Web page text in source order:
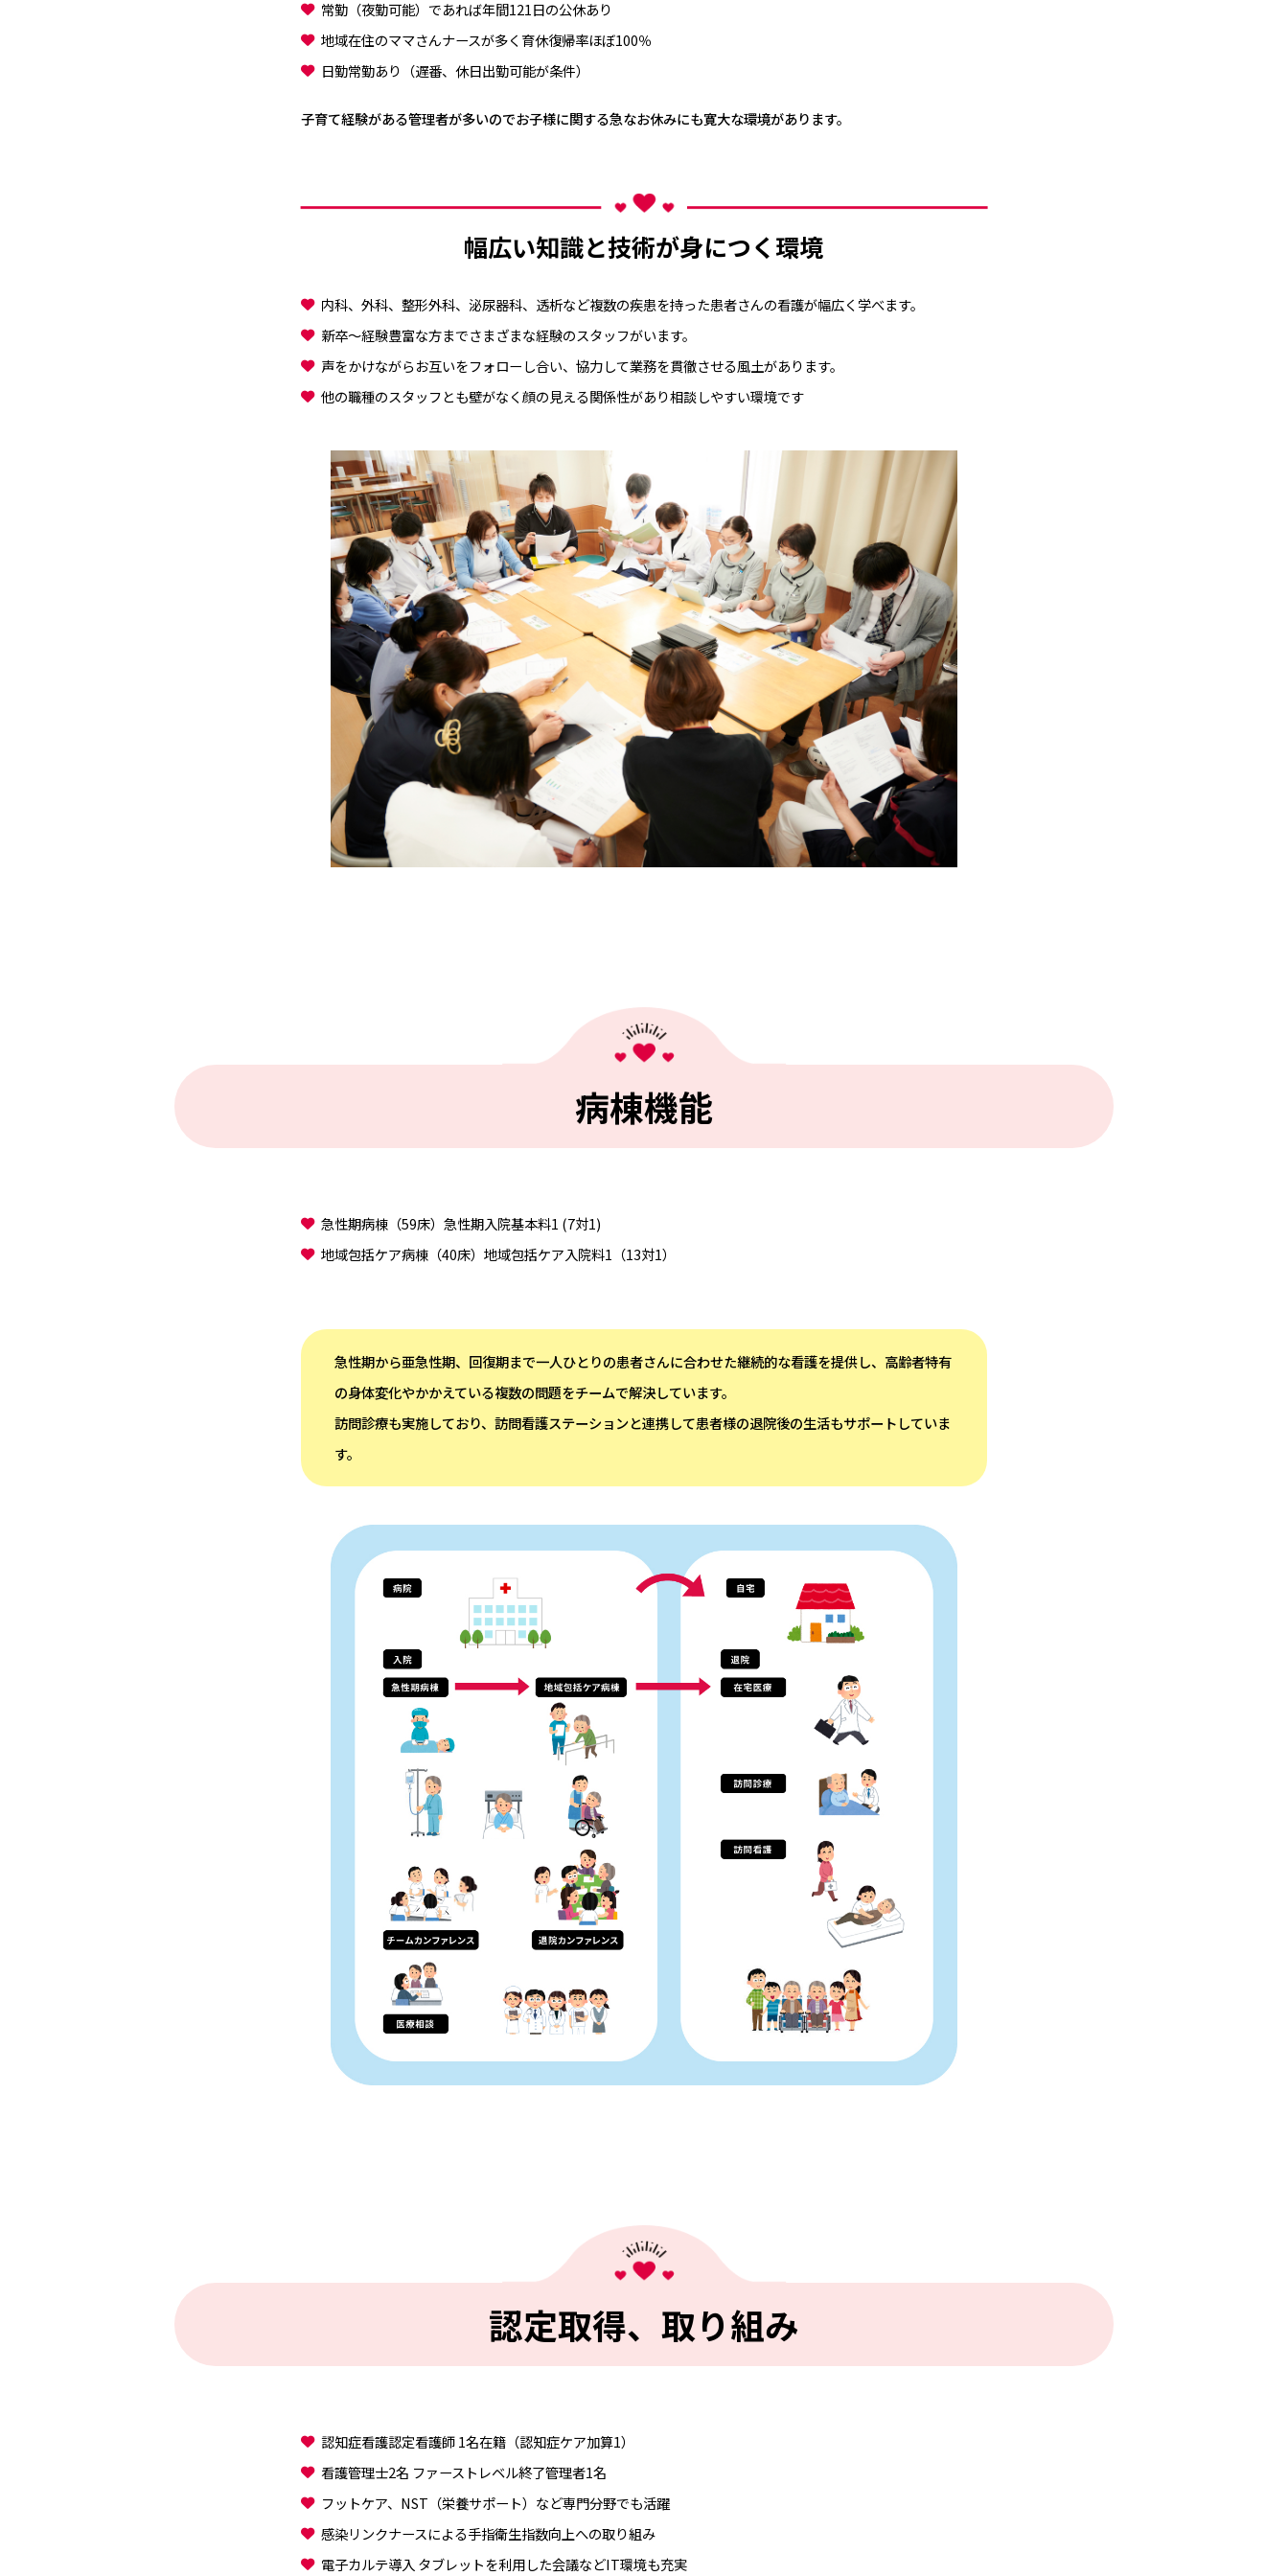
常勤（夜勤可能）であれば年間121日の公休あり
地域在住のママさんナースが多く育休復帰率ほぼ100％
日勤常勤あり（遅番、休日出勤可能が条件）
子育て経験がある管理者が多いのでお子様に関する急なお休みにも寛大な環境があります。
幅広い知識と技術が身につく環境
内科、外科、整形外科、泌尿器科、透析など複数の疾患を持った患者さんの看護が幅広く学べます。
新卒～経験豊富な方までさまざまな経験のスタッフがいます。
声をかけながらお互いをフォローし合い、協力して業務を貫徹させる風土があります。
他の職種のスタッフとも壁がなく顔の見える関係性があり相談しやすい環境です
病棟機能
急性期病棟（59床）急性期入院基本料1 (7対1)
地域包括ケア病棟（40床）地域包括ケア入院料1（13対1）
急性期から亜急性期、回復期まで一人ひとりの患者さんに合わせた継続的な看護を提供し、高齢者特有
の身体変化やかかえている複数の問題をチームで解決しています。
訪問診療も実施しており、訪問看護ステーションと連携して患者様の退院後の生活もサポートしていま
す。
認定取得、取り組み
認知症看護認定看護師 1名在籍（認知症ケア加算1）
看護管理士2名 ファーストレベル終了管理者1名
フットケア、NST（栄養サポート）など専門分野でも活躍
感染リンクナースによる手指衛生指数向上への取り組み
電子カルテ導入 タブレットを利用した会議などIT環境も充実